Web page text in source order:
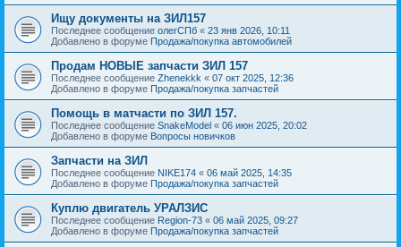
Ищу документы на ЗИЛ157
Последнее сообщение олегСПб « 23 янв 2026, 10:11
Добавлено в форуме Продажа/покупка автомобилей
Продам НОВЫЕ запчасти ЗИЛ 157
Последнее сообщение Zhenekkk « 07 окт 2025, 12:36
Добавлено в форуме Продажа/покупка запчастей
Помощь в матчасти по ЗИЛ 157.
Последнее сообщение SnakeModel « 06 июн 2025, 20:02
Добавлено в форуме Вопросы новичков
Запчасти на ЗИЛ
Последнее сообщение NIKE174 « 06 май 2025, 14:35
Добавлено в форуме Продажа/покупка запчастей
Куплю двигатель УРАЛЗИС
Последнее сообщение Region-73 « 06 май 2025, 09:27
Добавлено в форуме Продажа/покупка запчастей